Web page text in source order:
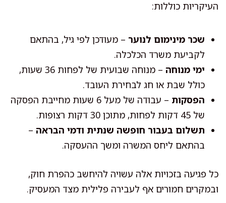
העיקריות כוללות:
שכר מינימום לנוער – מעודכן לפי גיל, בהתאם
לקביעת משרד הכלכלה.
ימי מנוחה
– מנוחה שבועית של לפחות 36 שעות,
כולל שבת או חג לבחירת העובד.
הפסקות
– עבודה של מעל 6 שעות מחייבת הפסקה
של 45 דקות לפחות, מתוכן 30 דקות רצופות.
תשלום בעבור חופשה שנתית ודמי הבראה –
בהתאם ליחס המשרה ומשך ההעסקה.
כל פגיעה בזכויות אלה עשויה להיחשב כהפרת חוק,
ובמקרים חמורים אף לעבירה פלילית מצד המעסיק.